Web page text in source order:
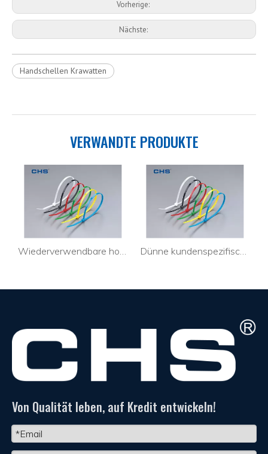
Vorherige:
Nächste:
Handschellen Krawatten
VERWANDTE PRODUKTE
Von Qualität leben, auf Kredit entwickeln!